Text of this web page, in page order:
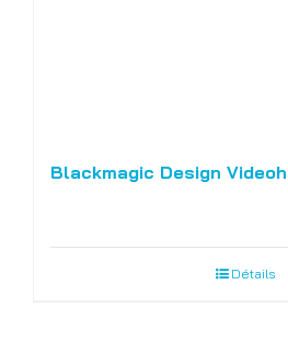
Blackmagic Design
Détails